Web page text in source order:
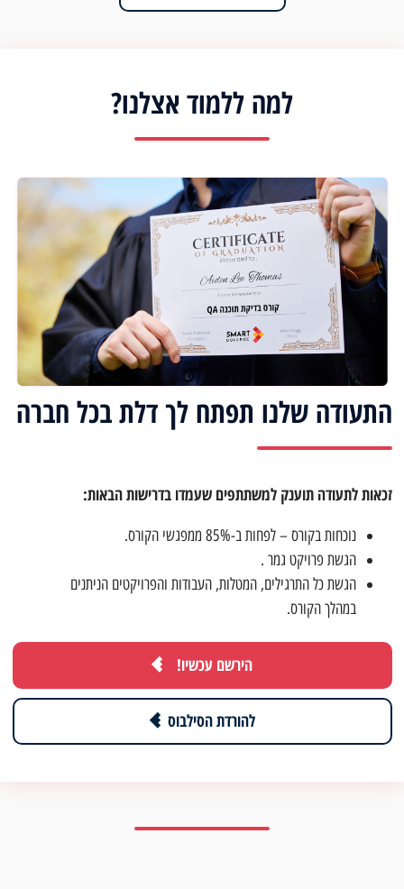
למה ללמוד אצלנו?
התעודה שלנו תפתח לך דלת בכל חברה
זכאות לתעודה תוענק למשתתפים שעמדו בדרישות הבאות:
נוכחות בקורס – לפחות ב-85% ממפגשי הקורס.
הגשת פרויקט גמר .
הגשת כל התרגילים, המטלות, העבודות והפרויקטים הניתנים
במהלך הקורס.
הירשם עכשיו!
להורדת הסילבוס